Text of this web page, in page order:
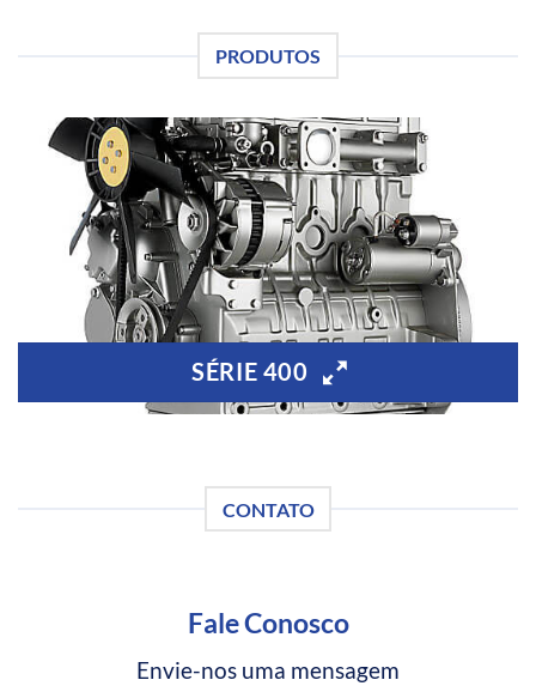
PRODUTOS
SÉRIE 400
CONTATO
Fale Conosco
Envie-nos uma mensagem